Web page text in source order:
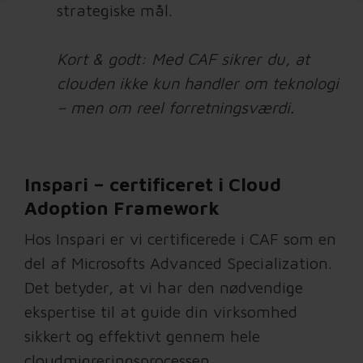
strategiske mål.
Kort & godt: Med CAF sikrer du, at
clouden ikke kun handler om teknologi
– men om reel forretningsværdi.
Inspari – certificeret i Cloud
Adoption Framework
Hos Inspari er vi certificerede i CAF som en
del af Microsofts Advanced Specialization.
Det betyder, at vi har den nødvendige
ekspertise til at guide din virksomhed
sikkert og effektivt gennem hele